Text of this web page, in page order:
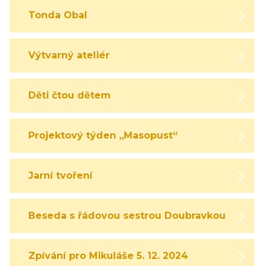
Tonda Obal
Výtvarný ateliér
Děti čtou dětem
Projektový týden „Masopust“
Jarní tvoření
Beseda s řádovou sestrou Doubravkou
Zpívání pro Mikuláše 5. 12. 2024